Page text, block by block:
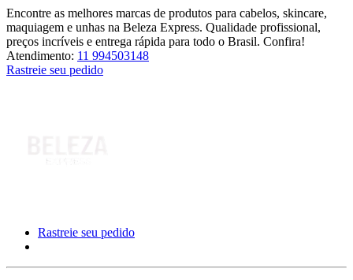
Encontre as melhores marcas de produtos para cabelos, skincare,
maquiagem e unhas na Beleza Express. Qualidade profissional,
preços incríveis e entrega rápida para todo o Brasil. Confira!
Atendimento: 11 994503148
Rastreie seu pedido
Rastreie seu pedido